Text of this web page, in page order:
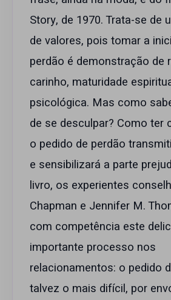
Story, de 1970. Trata-se de
de valores, pois tomar a
perdão é demonstração de
carinho, maturidade
psicológica. Mas como
de se desculpar? Como ter
o pedido de perdão
e sensibilizará a parte
livro, os experientes
Chapman e Jennifer M.
com competência este
importante processo nos
relacionamentos: o pedido
talvez o mais difícil, por